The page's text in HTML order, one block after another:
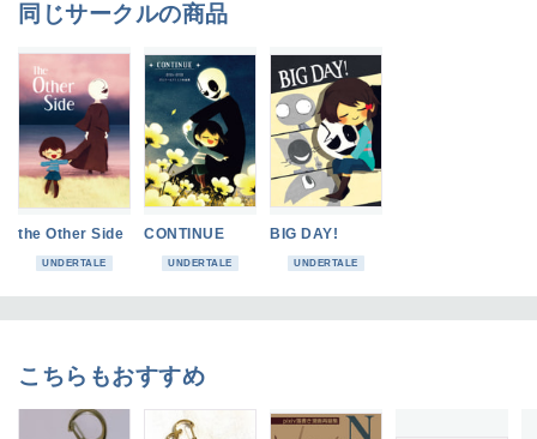
同じサークルの商品
the Other Side
UNDERTALE
CONTINUE
UNDERTALE
BIG DAY!
UNDERTALE
こちらもおすすめ